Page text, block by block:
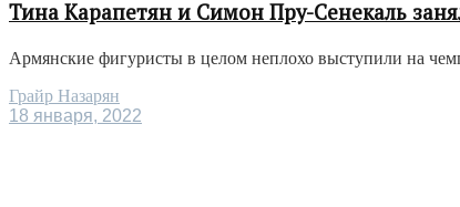
Тина Карапетян и Симон Пру-Сенекаль
Армянские фигуристы в целом неплохо выступили на
Грайр Назарян
18 января, 2022